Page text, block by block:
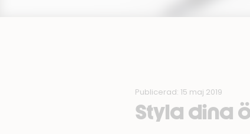
Publicerad: 15 maj 2019
Styla dina